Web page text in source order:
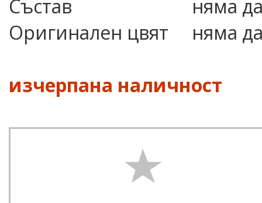
Състав
няма
Оригинален цвят
няма
изчерпана наличност